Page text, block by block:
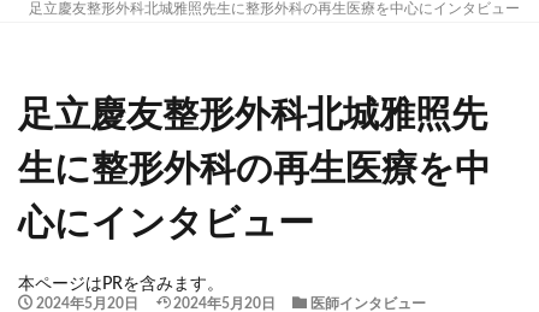
足立慶友整形外科北城雅照先生に整形外科の再生医療を中心にインタビュー
足立慶友整形外科北城雅照先
生に整形外科の再生医療を中
心にインタビュー
本ページはPRを含みます。
2024年5月20日 2024年5月20日
医師インタビュー